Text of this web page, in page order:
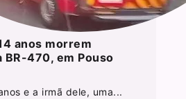
anos morrem
BR-470, em Pouso
e a irmã dele, uma...